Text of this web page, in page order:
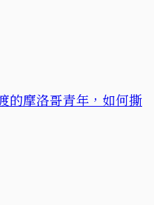
的摩洛哥青年，如何撕